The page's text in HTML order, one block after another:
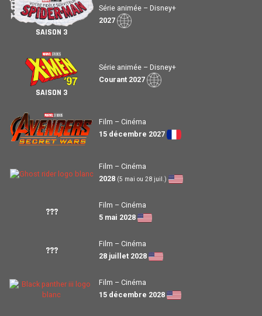
SAISON 3
Série animée – Disney+
2027
SAISON 3
Série animée – Disney+
Courant 2027
Film – Cinéma
15 décembre 2027
Film – Cinéma
2028 (5 mai ou 28 juil.)
???
Film – Cinéma
5 mai 2028
???
Film – Cinéma
28 juillet 2028
Film – Cinéma
15 décembre 2028